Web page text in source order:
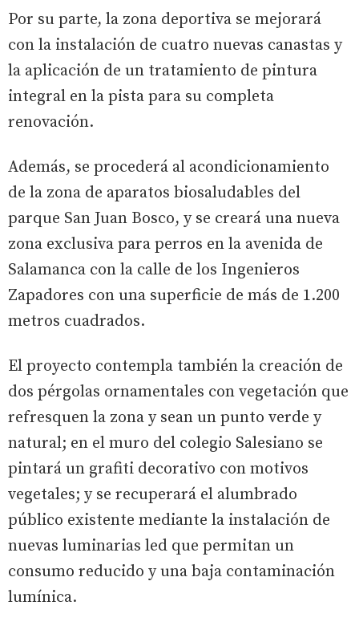
Por su parte, la zona deportiva se mejorará
con la instalación de cuatro nuevas canastas y
la aplicación de un tratamiento de pintura
integral en la pista para su completa
renovación.
Además, se procederá al acondicionamiento
de la zona de aparatos biosaludables del
parque San Juan Bosco, y se creará una nueva
zona exclusiva para perros en la avenida de
Salamanca con la calle de los Ingenieros
Zapadores con una superficie de más de 1.200
metros cuadrados.
El proyecto contempla también la creación de
dos pérgolas ornamentales con vegetación que
refresquen la zona y sean un punto verde y
natural; en el muro del colegio Salesiano se
pintará un grafiti decorativo con motivos
vegetales; y se recuperará el alumbrado
público existente mediante la instalación de
nuevas luminarias led que permitan un
consumo reducido y una baja contaminación
lumínica.